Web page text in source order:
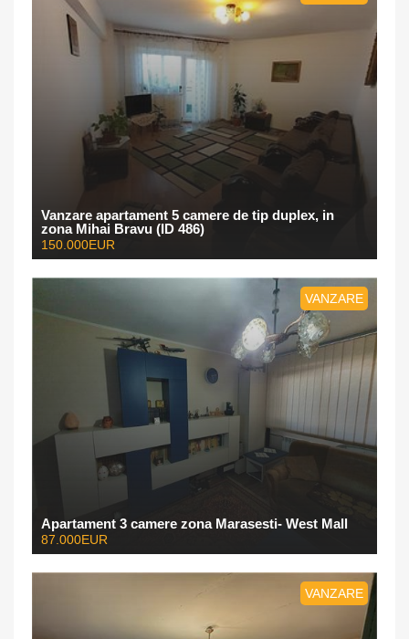
Vanzare apartament 5 camere de tip duplex, in
zona Mihai Bravu (ID 486)
150.000EUR
VANZARE
Apartament 3 camere zona Marasesti- West Mall
87.000EUR
VANZARE